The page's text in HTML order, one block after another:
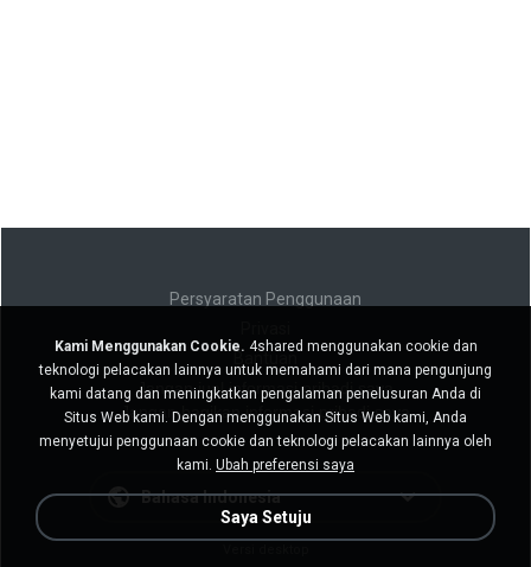
Persyaratan Penggunaan
Jangan jual informasi pribadi saya
Jangan bagikan informasi pribadi saya
Bahasa Indonesia
Kami Menggunakan Cookie. 4shared menggunakan cookie dan
teknologi pelacakan lainnya untuk memahami dari mana pengunjung
kami datang dan meningkatkan pengalaman penelusuran Anda di
Situs Web kami. Dengan menggunakan Situs Web kami, Anda
menyetujui penggunaan cookie dan teknologi pelacakan lainnya oleh
kami. Ubah preferensi saya
Saya Setuju